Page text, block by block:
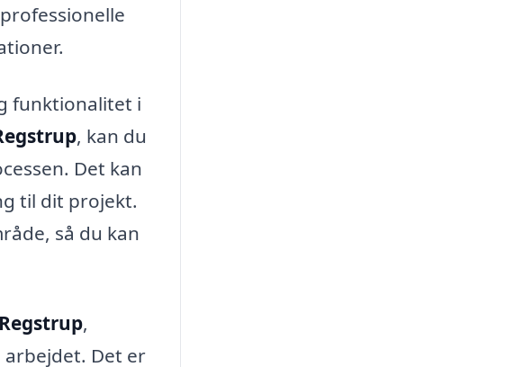
funktionalitet i
, kan du
Det kan
til dit projekt.
så du kan
,
Det er